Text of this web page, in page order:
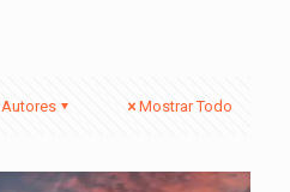
Autores Mostrar Todo